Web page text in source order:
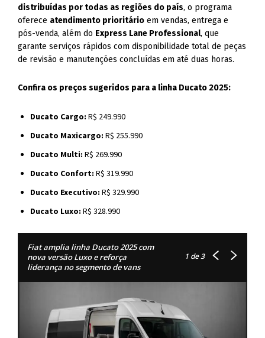
distribuídas por todas as regiões do país, o programa
oferece atendimento prioritário em vendas, entrega e
pós-venda, além do Express Lane Professional, que
garante serviços rápidos com disponibilidade total de peças
de revisão e manutenções concluídas em até duas horas.
Confira os preços sugeridos para a linha Ducato 2025:
Ducato Cargo: R$ 249.990
Ducato Maxicargo: R$ 255.990
Ducato Multi: R$ 269.990
Ducato Confort: R$ 319.990
Ducato Executivo: R$ 329.990
Ducato Luxo: R$ 328.990
Fiat amplia linha Ducato 2025 com
nova versão Luxo e reforça
liderança no segmento de vans
1de 3